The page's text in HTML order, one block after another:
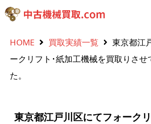
HOME 買取実績一覧
東京都江
ークリフト･紙加工機械を買取りさせ
た。
東京都江戸川区にてフォーク